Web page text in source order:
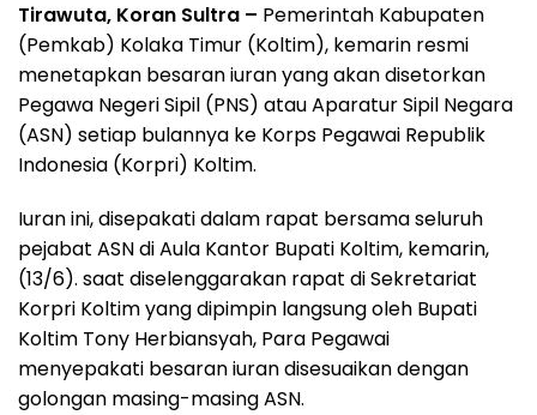
Tirawuta, Koran Sultra – Pemerintah Kabupaten
(Pemkab) Kolaka Timur (Koltim), kemarin resmi
menetapkan besaran iuran yang akan disetorkan
Pegawa Negeri Sipil (PNS) atau Aparatur Sipil Negara
(ASN) setiap bulannya ke Korps Pegawai Republik
Indonesia (Korpri) Koltim.
Iuran ini, disepakati dalam rapat bersama seluruh
pejabat ASN di Aula Kantor Bupati Koltim, kemarin,
(13/6). saat diselenggarakan rapat di Sekretariat
Korpri Koltim yang dipimpin langsung oleh Bupati
Koltim Tony Herbiansyah, Para Pegawai
menyepakati besaran iuran disesuaikan dengan
golongan masing-masing ASN.